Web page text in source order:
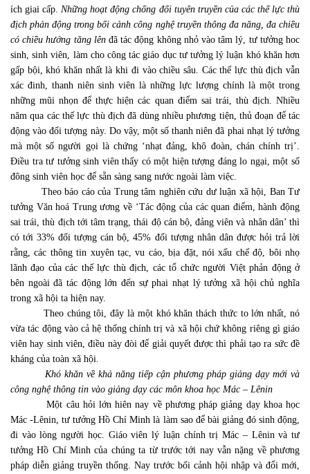
ích giai cấp. Những hoạt động chống đối tuyên truyền của các thế lực thù
địch phản động trong bối cảnh công nghệ truyền thông đa năng, đa chiều
có chiều hướng tăng lênđã tác động không nhỏ vào tâm lý, tư tưởng hoc
sinh, sinh viên, làm cho công tác giáo dục tư tưởng lý luận khó khăn hơn
gấp bội, khó khăn nhất là khi đi vào chiều sâu. Các thế lực thù địch vẫn
xác đinh, thanh niên sinh viên là những lực lượng chính là một trong
những mũi nhọn để thực hiện các quan điểm sai trái, thù địch. Nhiều
năm qua các thế lực thù địch đã dùng nhiều phương tiện, thủ đoạn để tác
động vào đối tượng này. Do vậy, một số thanh niên đã phai nhạt lý tưởng
mà một số người gọi là chứng ‘nhạt đảng, khô đoàn, chán chính trị’.
Điều tra tư tưởng sinh viên thấy có một hiện tượng đáng lo ngại, một số
đông sinh viên học để sẵn sàng sang nước ngoài làm việc.
Theo báo cáo của Trung tâm nghiên cứu dư luận xã hội, Ban Tư
tưởng Văn hoá Trung ương về ‘Tác động của các quan điểm, hành động
sai trái, thù địch tới tâm trạng, thái độ cán bộ, đảng viên và nhân dân’ thì
có tới 33% đối tượng cán bộ, 45% đối tượng nhân dân được hỏi trả lời
rằng, các thông tin xuyên tạc, vu cáo, bịa đặt, nói xấu chế độ, bôi nhọ
lãnh đạo của các thế lực thù địch, các tổ chức người Việt phản động ở
bên ngoài đã tác động lớn đến sự phai nhạt lý tưởng xã hội chủ nghĩa
trong xã hội ta hiện nay.
Theo chúng tôi, đây là một khó khăn thách thức to lớn nhất, nó
vừa tác động vào cả hệ thống chính trị và xã hội chứ không riêng gì giáo
viên hay sinh viên, điều này đòi để giải quyết được thì phải tạo ra sức đề
kháng của toàn xã hội.
Khó khăn về khả năng tiếp cận phương pháp giảng dạy mới và
công nghệ thông tin vào giảng dạy các môn khoa học Mác – Lênin
Một câu hỏi lớn hiên nay về phương pháp giảng dạy khoa học
Mác -Lênin, tư tưởng Hồ Chí Minh là làm sao để bài giảng đó sinh động,
đi vào lòng người học. Giáo viên lý luận chính trị Mác – Lênin và tư
tưởng Hồ Chí Minh của chúng ta từ trước tới nay vẫn nặng về phương
pháp diễn giảng truyền thống. Nay trước bối cảnh hội nhập và đổi mới,